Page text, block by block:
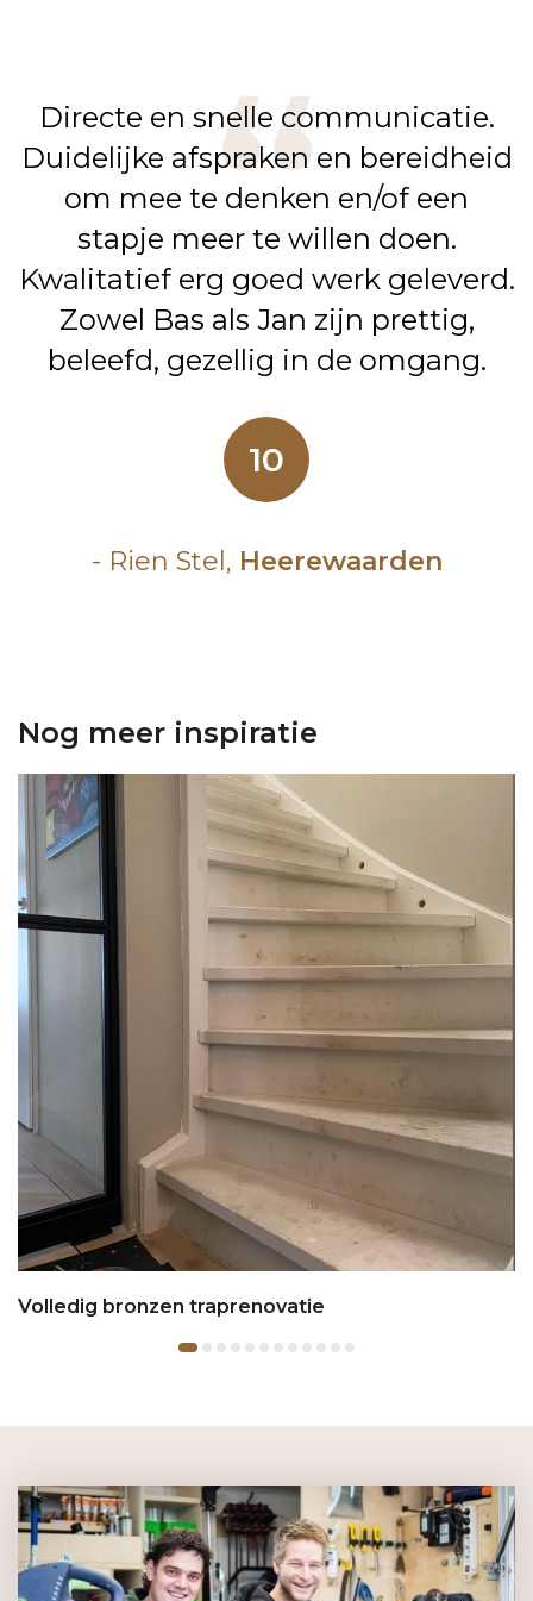
10
Directe en snelle communicatie.
Duidelijke afspraken en bereidheid
om mee te denken en/of een
stapje meer te willen doen.
Kwalitatief erg goed werk geleverd.
Zowel Bas als Jan zijn prettig,
beleefd, gezellig in de omgang.
- Rien Stel, Heerewaarden
Nog meer inspiratie
Volledig bronzen traprenovatie